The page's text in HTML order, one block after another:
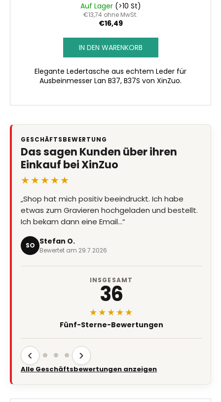
Auf Lager (>10 St)
€13,74 ohne MwSt.
€16,49
IN DEN WARENKORB
Elegante Ledertasche aus echtem Leder für
Ausbeinmesser Lan B37, B37S von XinZuo.
GESCHÄFTSBEWERTUNG
Das sagen Kunden über ihren
Einkauf bei XinZuo
★★★★★
„Shop hat mich positiv beeindruckt. Ich habe
etwas zum Gravieren hochgeladen und bestellt.
Ich bekam dann eine Email…“
SO Stefan O.
Bewertet am 29.7.2026
INSGESAMT
36
★★★★★
Fünf-Sterne-Bewertungen
‹ ›
Alle Geschäftsbewertungen anzeigen